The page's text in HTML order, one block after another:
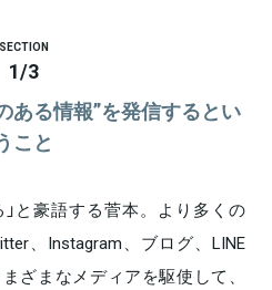
SECTION
1/3
ある情報”を発信するとい
こと
と豪語する菅本。より多くの
、Instagram、ブログ、LINE
ざまなメディアを駆使して、